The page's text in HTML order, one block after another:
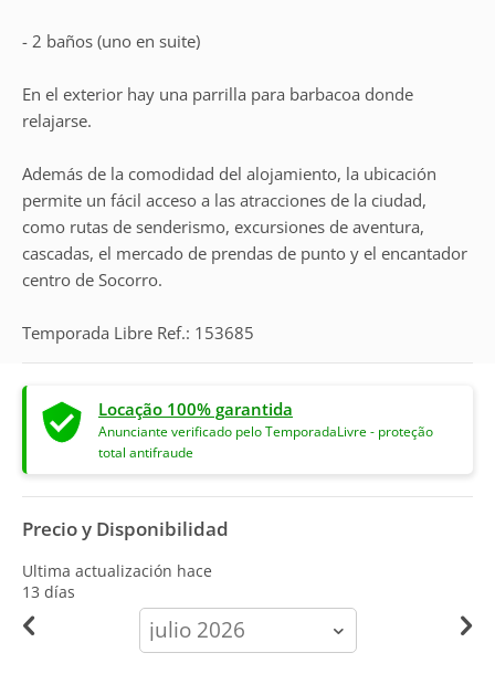
- 2 baños (uno en suite)
En el exterior hay una parrilla para barbacoa donde
relajarse.
Además de la comodidad del alojamiento, la ubicación
permite un fácil acceso a las atracciones de la ciudad,
como rutas de senderismo, excursiones de aventura,
cascadas, el mercado de prendas de punto y el encantador
centro de Socorro.
Temporada Libre Ref.: 153685
Locação 100% garantida
Anunciante verificado pelo TemporadaLivre - proteção
total antifraude
Precio y Disponibilidad
Ultima actualización hace
13 días
calendar-
month